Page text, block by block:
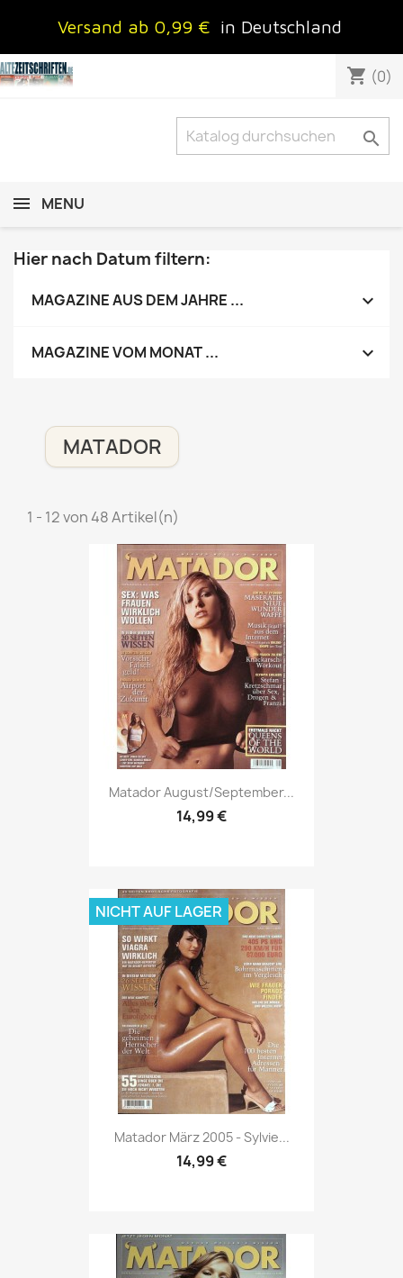
Versand ab 0,99 € in Deutschland
shopping_cart (0)

MENU
Hier nach Datum filtern:
MAGAZINE AUS DEM JAHRE ... 
MAGAZINE VOM MONAT ... 
MATADOR
1 - 12 von 48 Artikel(n)
Vorschau
Matador August/September...
14,99 €
Vorschau
Matador März 2005 - Sylvie...
14,99 €
NICHT AUF LAGER